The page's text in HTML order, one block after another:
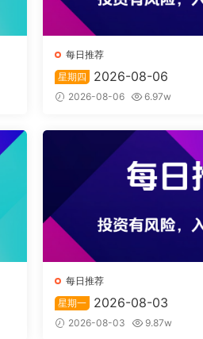
每日推荐
星期四
2026-08-06
2026-08-06 6.97w
每日推荐
星期一
2026-08-03
2026-08-03 9.87w